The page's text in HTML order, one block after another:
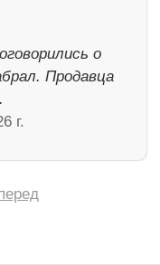
о
Продавца
г.